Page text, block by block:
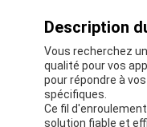
Description
Vous recherchez
qualité pour vos
pour répondre à
spécifiques.
Ce fil
solution fiable et